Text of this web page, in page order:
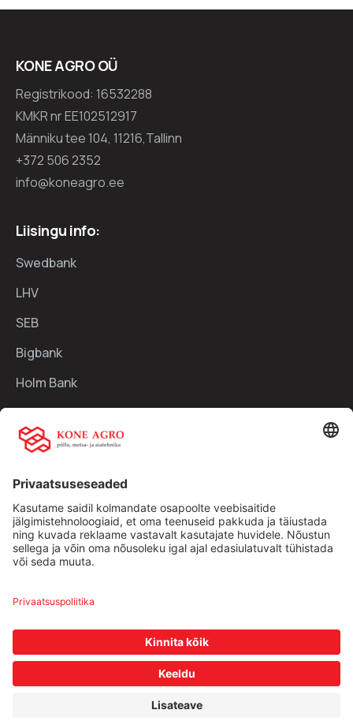
KONE AGRO OÜ
Registrikood: 16532288
KMKR nr EE102512917
Männiku tee 104, 11216,Tallinn
+372 506 2352
info@koneagro.ee
Liisingu info:
Swedbank
LHV
SEB
Bigbank
Holm Bank
Kiirlingid:
Traktorid
Kasutatud tehnika
Kontakt
Müügitingimused|Privaatsuspoliitika